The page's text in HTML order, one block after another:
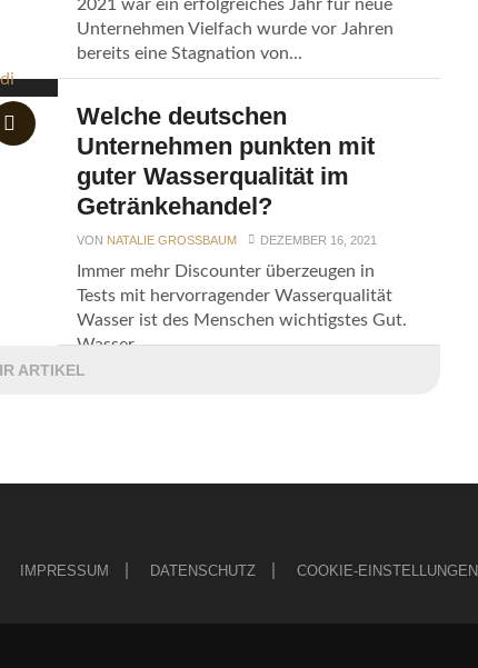
2021 war ein erfolgreiches Jahr für neue
Unternehmen Vielfach wurde vor Jahren
bereits eine Stagnation von...
Welche deutschen
Unternehmen punkten mit
guter Wasserqualität im
Getränkehandel?
VON NATALIE GROSSBAUM DEZEMBER 16, 2021
Immer mehr Discounter überzeugen in
Tests mit hervorragender Wasserqualität
Wasser ist des Menschen wichtigstes Gut.
Wasser...
ARTIKEL
IMPRESSUM DATENSCHUTZ COOKIE-EINSTELLUNGEN